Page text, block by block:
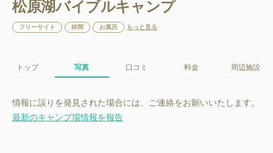
松原湖バイブルキャンプ
フリーサイト 林間 お風呂 もっと見る
トップ 写真 口コミ 料金 周辺施設
情報に誤りを発見された場合には、ご連絡をお願いいたします。
最新のキャンプ場情報を報告